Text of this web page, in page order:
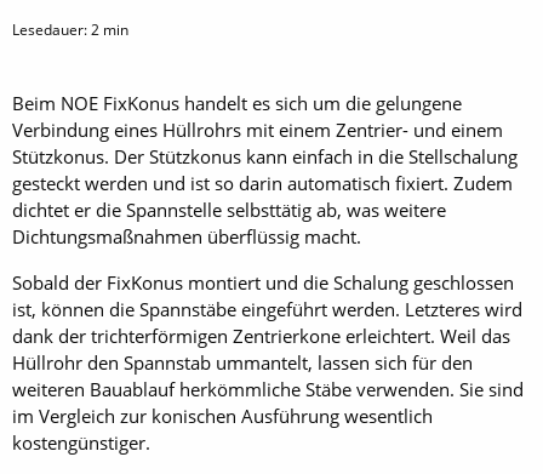
Lesedauer:2 min
Beim NOE FixKonus handelt es sich um die gelungene
Verbindung eines Hüllrohrs mit einem Zentrier- und einem
Stützkonus. Der Stützkonus kann einfach in die Stellschalung
gesteckt werden und ist so darin automatisch fixiert. Zudem
dichtet er die Spannstelle selbsttätig ab, was weitere
Dichtungsmaßnahmen überflüssig macht.
Sobald der FixKonus montiert und die Schalung geschlossen
ist, können die Spannstäbe eingeführt werden. Letzteres wird
dank der trichterförmigen Zentrierkone erleichtert. Weil das
Hüllrohr den Spannstab ­ummantelt, lassen sich für den
weiteren Bauablauf herkömm­liche Stäbe verwenden. Sie sind
im Vergleich zur konischen Ausführung wesentlich
kostengünstiger.